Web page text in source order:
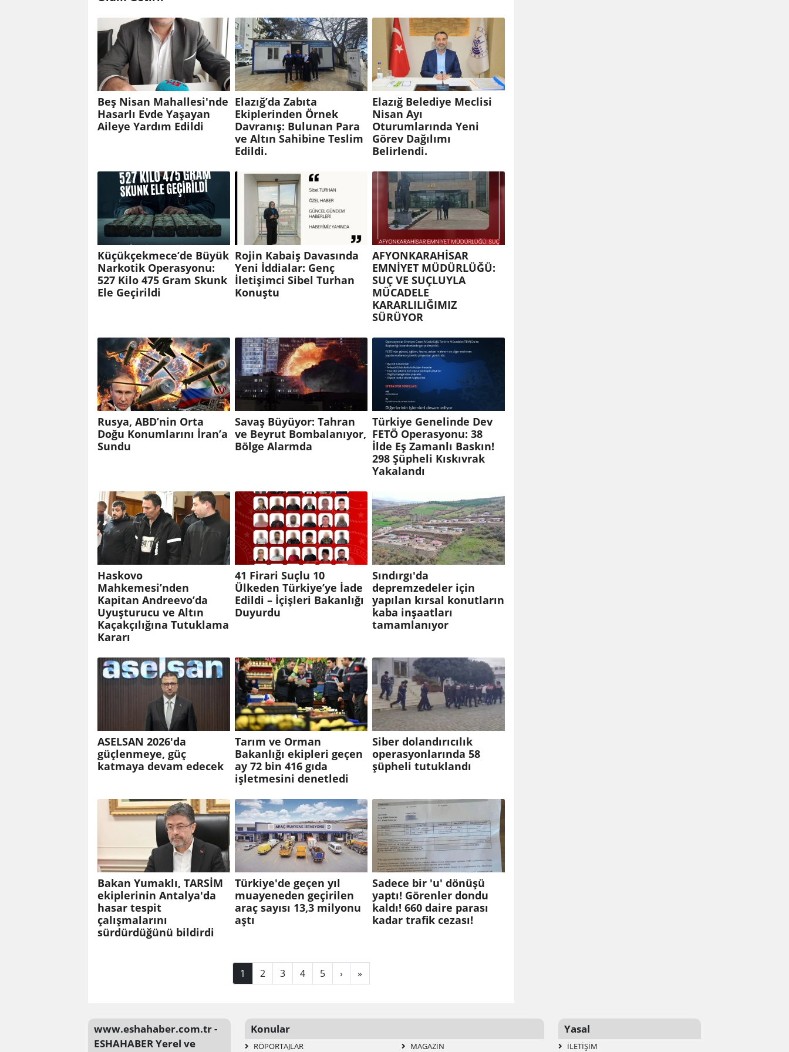
Beş Nisan Mahallesi'nde
Hasarlı Evde Yaşayan
Aileye Yardım Edildi
Elazığ’da Zabıta
Ekiplerinden Örnek
Davranış: Bulunan Para
ve Altın Sahibine Teslim
Edildi.
Elazığ Belediye Meclisi
Nisan Ayı
Oturumlarında Yeni
Görev Dağılımı
Belirlendi.
Küçükçekmece’de Büyük
Narkotik Operasyonu:
527 Kilo 475 Gram Skunk
Ele Geçirildi
Rojin Kabaiş Davasında
Yeni İddialar: Genç
İletişimci Sibel Turhan
Konuştu
AFYONKARAHİSAR
EMNİYET MÜDÜRLÜĞÜ:
SUÇ VE SUÇLUYLA
MÜCADELE
KARARLILIĞIMIZ
SÜRÜYOR
Rusya, ABD’nin Orta
Doğu Konumlarını İran’a
Sundu
Savaş Büyüyor: Tahran
ve Beyrut Bombalanıyor,
Bölge Alarmda
Türkiye Genelinde Dev
FETÖ Operasyonu: 38
İlde Eş Zamanlı Baskın!
298 Şüpheli Kıskıvrak
Yakalandı
Haskovo
Mahkemesi’nden
Kapitan Andreevo’da
Uyuşturucu ve Altın
Kaçakçılığına Tutuklama
Kararı
41 Firari Suçlu 10
Ülkeden Türkiye’ye İade
Edildi – İçişleri Bakanlığı
Duyurdu
Sındırgı'da
depremzedeler için
yapılan kırsal konutların
kaba inşaatları
tamamlanıyor
ASELSAN 2026'da
güçlenmeye, güç
katmaya devam edecek
Tarım ve Orman
Bakanlığı ekipleri geçen
ay 72 bin 416 gıda
işletmesini denetledi
Siber dolandırıcılık
operasyonlarında 58
şüpheli tutuklandı
Bakan Yumaklı, TARSİM
ekiplerinin Antalya'da
hasar tespit
çalışmalarını
sürdürdüğünü bildirdi
Türkiye'de geçen yıl
muayeneden geçirilen
araç sayısı 13,3 milyonu
aştı
Sadece bir 'u' dönüşü
yaptı! Görenler dondu
kaldı! 660 daire parası
kadar trafik cezası!
1 2 3 4 5 › »
www.eshahaber.com.tr -
ESHAHABER Yerel ve
Konular
RÖPORTAJLAR MAGAZIN
Yasal
İLETIŞIM